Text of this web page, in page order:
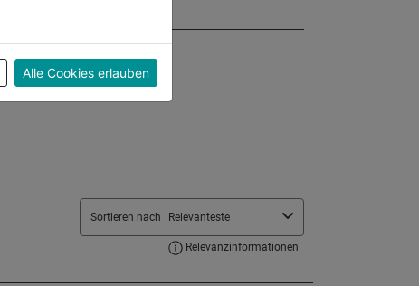
Alle Cookies erlauben